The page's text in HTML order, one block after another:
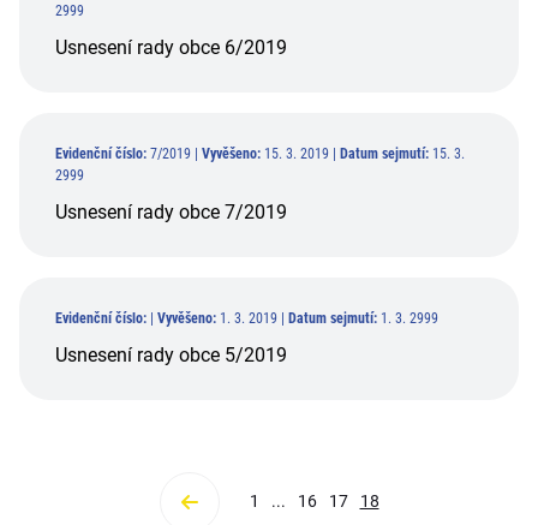
2999
Usnesení rady obce 6/2019
Evidenční číslo: 7/2019 | Vyvěšeno: 15. 3. 2019 | Datum sejmutí: 15. 3.
2999
Usnesení rady obce 7/2019
Evidenční číslo: Vyvěšeno: 1. 3. 2019 | Datum sejmutí: 1. 3. 2999
Usnesení rady obce 5/2019
1 ... 16 17 18